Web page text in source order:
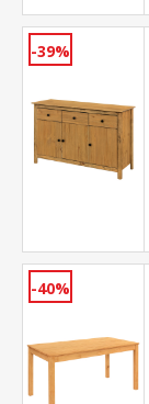
-39%
-40%